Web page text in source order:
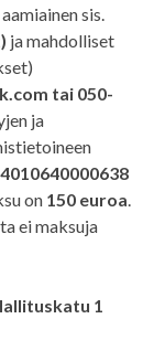
sis.
ja mahdolliset
tai 050-
ja
on 150 euroa.
ei maksuja
1